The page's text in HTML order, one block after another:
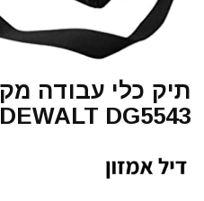
DEWALT DG5543